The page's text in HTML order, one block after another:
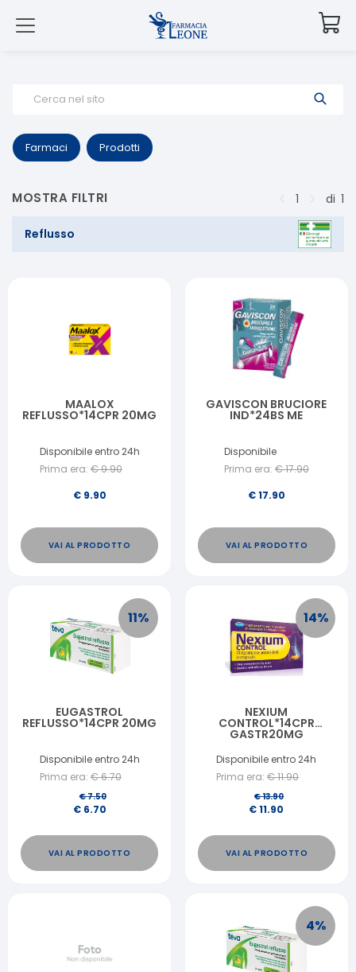
Cerca nel sito
Farmaci Prodotti
MOSTRA FILTRI 1 di 1
Reflusso
MAALOX
REFLUSSO*14CPR 20MG
Disponibile entro 24h
Prima era: €9.90
€ 9.90
VAI AL PRODOTTO
GAVISCON BRUCIORE
IND*24BS ME
Disponibile
Prima era: €17.90
€17.90
VAI AL PRODOTTO
11%
EUGASTROL
REFLUSSO*14CPR 20MG
Disponibile entro 24h
Prima era: €6.70
€7.50
€ 6.70
VAI AL PRODOTTO
14%
NEXIUM
CONTROL*14CPR
GASTR20MG
Disponibile entro 24h
Prima era: €11.90
€13.90
€11.90
VAI AL PRODOTTO
4%